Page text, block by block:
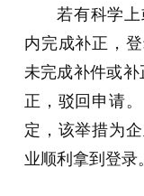
若有科学
内完成补正，
未完成补件或
正，驳回申请
定，该举措为
业顺利拿到登录。